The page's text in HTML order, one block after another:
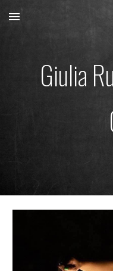
Skip to main content
Giulia